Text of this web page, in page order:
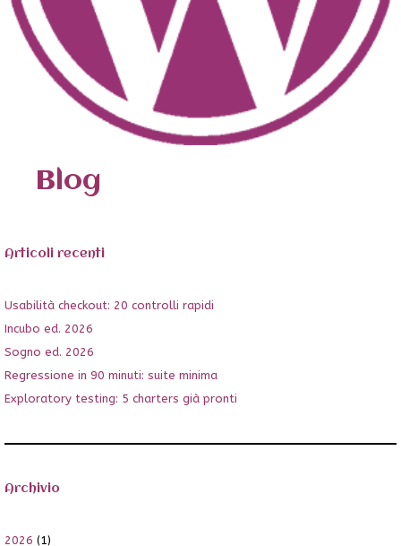
Blog
Articoli recenti
Usabilità checkout: 20 controlli rapidi
Incubo ed. 2026
Sogno ed. 2026
Regressione in 90 minuti: suite minima
Exploratory testing: 5 charters già pronti
Archivio
2026 (1)